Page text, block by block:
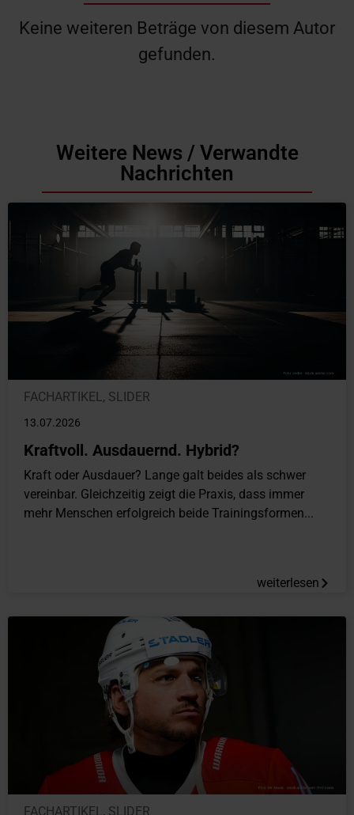
Keine weiteren Beträge von diesem Autor
gefunden.
Weitere News / Verwandte
Nachrichten
FACHARTIKEL, SLIDER
13.07.2026
Kraftvoll. Ausdauernd. Hybrid?
Kraft oder Ausdauer? Lange galt beides als schwer
vereinbar. Gleichzeitig zeigt die Praxis, dass immer
mehr Menschen erfolgreich beide Trainingsformen...
weiterlesen
FACHARTIKEL , SLIDER